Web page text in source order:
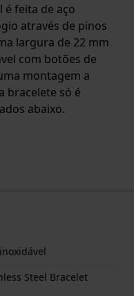
é feita de aço
através de pinos
largura de 22 mm
com botões de
montagem a
bracelete só é
abaixo.
Steel Bracelet